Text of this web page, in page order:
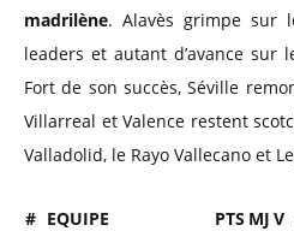
madrilène. Alavès grimpe sur
leaders et autant d’avance sur
Fort de son succès, Séville
Villarreal et Valence restent
Valladolid, le Rayo Vallecano et
# EQUIPE PTS MJ V